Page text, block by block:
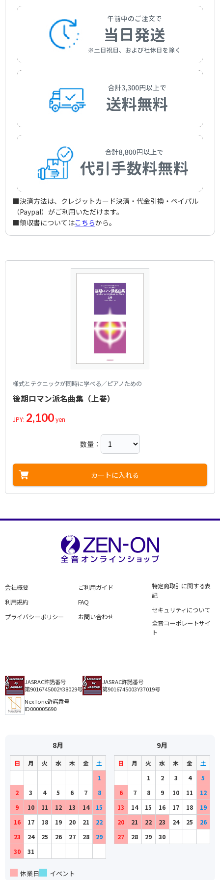
M.Americanae
ブゾーニ，フェルッチョ
Busoni，Ferruccio
Rhapsodie E-flat Major Op.119-4
ブラームス，ヨハネス
Brahms，Johannes
■決済方法は、クレジットカード決済・代金引換・ペイパル
（Paypal）がご利用いただけます。
■領収書についてはこちらから。
様式とテクニックが同時に学べる／ピアノための
後期ロマン派名曲集（上巻）
JPY: 2,100yen
数量：
カートに入れる
会社概要
利用規約
プライバシーポリシー
ご利用ガイド
FAQ
お問い合わせ
特定商取引に関する表
記
セキュリティについて
全音コーポレートサイ
ト
JASRAC許諾番号
第9016745002Y38029号
JASRAC許諾番号
第9016745003Y37019号
NexTone許諾番号
ID000005690
8月
日 月 火 水 木 金
土
1
2
3 4 5 6 7
8
9
10 11 12 13 14
15
16
17 18 19 20 21
22
23
24 25 26 27 28
29
30
31
9月
日 月 火 水 木 金
土
1
2 3 4
5
6
7 8 9 10 11
12
13
14 15 16 17 18
19
20
21 22 23 24 25
26
27
28 29 30
休業日 イベント